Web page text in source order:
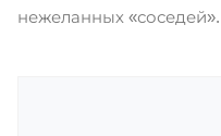
нежеланных «соседей».